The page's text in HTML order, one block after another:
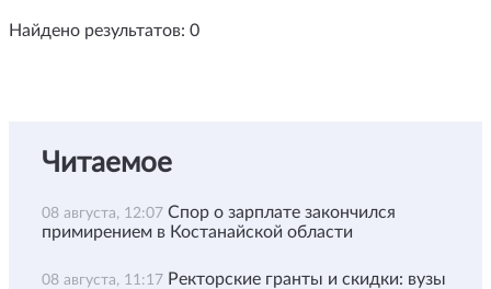
Найдено результатов: 0
Читаемое
08 августа, 12:07 Спор о зарплате закончился
примирением в Костанайской области
08 августа, 11:17 Ректорские гранты и скидки: вузы